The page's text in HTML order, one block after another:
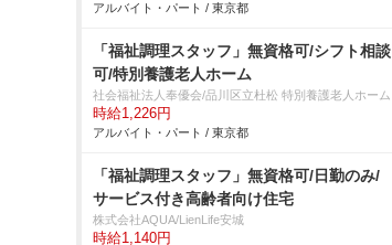
アルバイト・パート / 東京都
「福祉調理スタッフ」無資格可/シフト相談
可/特別養護老人ホーム
社会福祉法人奉優会/品川区立杜松 特別養護老人ホーム
時給1,226円
アルバイト・パート / 東京都
「福祉調理スタッフ」無資格可/日勤のみ/
サービス付き高齢者向け住宅
株式会社AQUA/LienLife安城
時給1,140円